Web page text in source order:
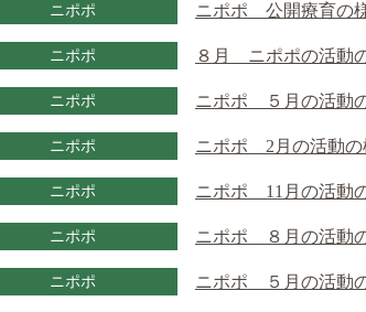
ニポポ ニポポ 公開療育の
ニポポ ８月 ニポポの活動
ニポポ ニポポ ５月の活動
ニポポ ニポポ 2月の活動の
ニポポ ニポポ 11月の活動
ニポポ ニポポ ８月の活動
ニポポ ニポポ ５月の活動